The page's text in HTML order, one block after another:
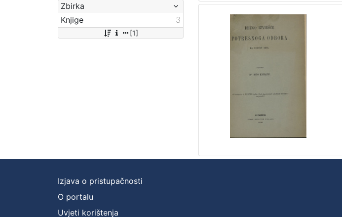
Zbirka
Knjige
3
[1]
Izjava o pristupačnosti
O portalu
Uvjeti korištenja